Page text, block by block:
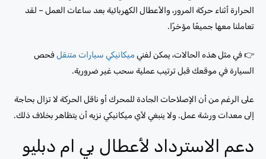
الحرارة أثناء حركة المرور، والأعطال الكهربائية بعد ساعات العمل – لقد
تعاملنا معها جميعًا مؤخرًا.
👉 في مثل هذه الحالات، يمكن لفني ميكانيكي سيارات متنقلفحص
السيارة في موقعك قبل ترتيب عملية سحب غير ضرورية.
على الرغم من أن الإصلاحات الجادة للمحرك أو ناقل الحركة لا تزال بحاجة
إلى معدات ورشة عمل. ولا ينبغي لأي ميكانيكي نزيه أن يتظاهر بخلاف ذلك.
دعم الاسترداد لأعطال بي ام دبليو